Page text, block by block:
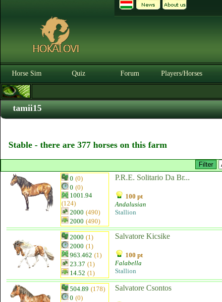
Horse Sim Quiz Forum Players/Horses
tamii15
Stable - there are 377 horses on this farm
0 (0)
0 (0)
1001.94
(124)
2000 (490)
2000 (490)
P.R.E. Solitario Da Br...
100 pt
Andalusian
Stallion
2000 (1)
2000 (1)
963.462 (1)
23.37 (1)
14.52 (1)
Salvatore Kicsike
100 pt
Falabella
Stallion
504.89 (178)
0 (0)
Salvatore Csontos